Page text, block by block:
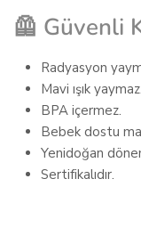
🦺 Güvenli
Radyasyon
Mavi ışık yaymaz.
BPA içermez.
Bebek dostu
Yenidoğan
Sertifikalıdır.